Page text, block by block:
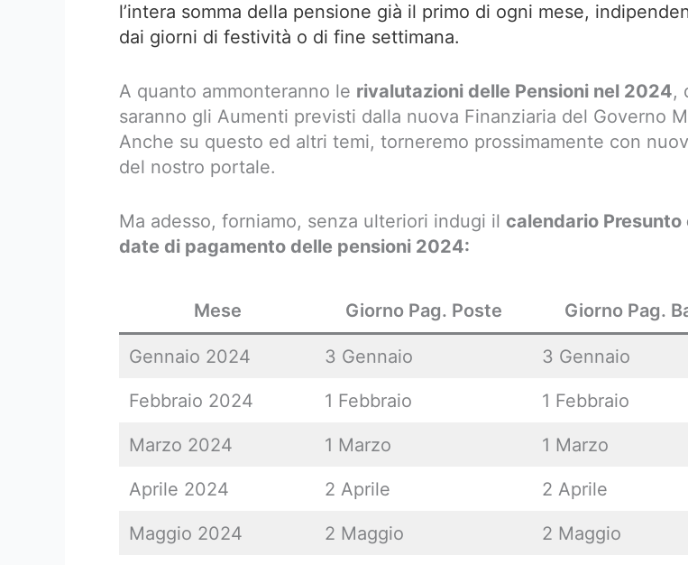
l’intera somma della pensione già il primo di ogni mese,
dai giorni di festività o di fine settimana.
A quanto ammonteranno le rivalutazioni delle Pensioni nel 2024,
saranno gli Aumenti previsti dalla nuova Finanziaria del Governo
Anche su questo ed altri temi, torneremo prossimamente con
del nostro portale.
Ma adesso, forniamo, senza ulteriori indugi il calendario Presunto
date di pagamento delle pensioni 2024:
Mese Giorno Pag. Poste Giorno Pag.
Gennaio 2024 3 Gennaio 3 Gennaio
Febbraio 2024 1 Febbraio 1 Febbraio
Marzo 2024 1 Marzo 1 Marzo
Aprile 2024 2 Aprile 2 Aprile
Maggio 2024 2 Maggio 2 Maggio